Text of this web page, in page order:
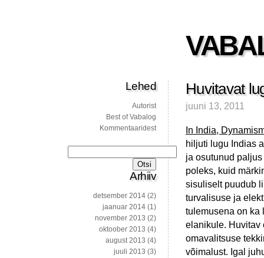
Huvitavat
juuni 13, 2011
In India,
hiljuti lugu Indias
ja osutunud
poleks, kuid
sisuliselt puudub
turvalisuse ja
tulemusena on ka
elanikule. Huvitav
omavalitsuse
võimalust. Igal
Lehed
Autorist
Best of Vabalog
Kommentaaridest
Arhiiv
detsember 2014 (2)
jaanuar 2014 (1)
november 2013 (2)
oktoober 2013 (4)
august 2013 (4)
juuli 2013 (3)